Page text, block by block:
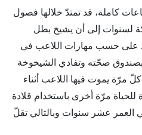
كاملة، قد تمتدّ خلالها فصول
لسنوات إلى أن يشيخ بطل
على حسب مهارات اللاعب في
بصندوق صحّته وتفادي الشيخوخة
مرّة يموت فيها اللاعب أثناء
للحياة مرّة أخرى باستخدام قلادة
العمر عشر سنوات وبالتالي تقلّ